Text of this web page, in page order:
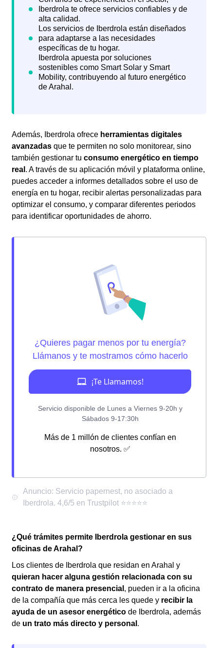
Además, Iberdrola ofrece herramientas digitales
avanzadas que te permiten no solo monitorear, sino
también gestionar tu consumo energético en tiempo
real . A través de su aplicación móvil y plataforma online,
puedes acceder a informes detallados sobre el uso de
energía en tu hogar, recibir alertas personalizadas para
optimizar el consumo, y comparar diferentes periodos
para identificar oportunidades de ahorro.
Más de 1 millón de clientes confían en
nosotros. ✅
¿Qué trámites permite Iberdrola gestionar en sus
oficinas de Arahal?
Los clientes de Iberdrola que residan en Arahal y
quieran hacer alguna gestión relacionada con su
contrato de manera presencial , pueden ir a la oficina
de la compañía que más cerca les quede y recibir la
ayuda de un asesor energético de Iberdrola, además
de un trato más directo y personal .